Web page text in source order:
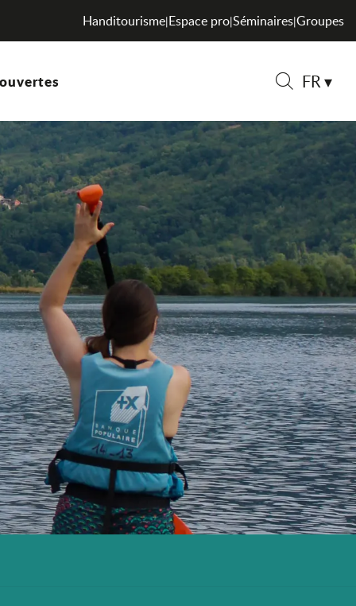
FR
Handitourisme|Espace pro|Séminaires|Groupes